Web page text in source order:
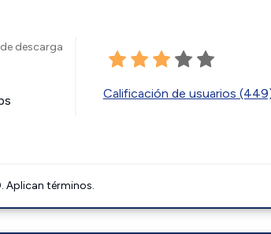
descarga
Calificación de usuarios
Aplican términos.